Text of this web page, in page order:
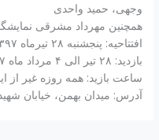
وجهی، حمید واحدی
همچنین مهرداد مشرقی
افتتاحیه: پنجشنبه ۲۸ تیرماه ۱۳۹۷
بازدید: ۲۸ تیر الی ۴ مرداد ماه ۱۳۹۷
ساعت بازید: همه روزه غیر از ایام
آدرس: میدان بهمن، خیابان